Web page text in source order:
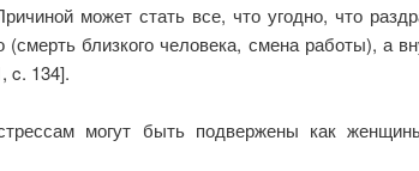
может стать все, что угодно, что
(смерть близкого человека, смена работы),
c. 134].
могут быть подвержены как